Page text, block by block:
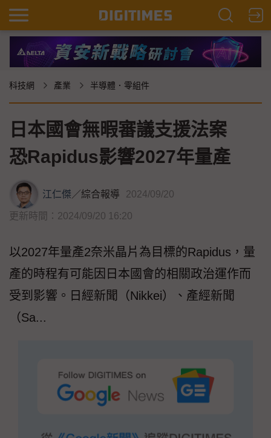
科技網 產業 半導體．零組件
日本國會無暇審議支援法案
恐Rapidus影響2027年量產
江仁傑／綜合報導 2024/09/20
更新時間：2024/09/20 16:20
以2027年量產2奈米晶片為目標的Rapidus，量
產的時程有可能因日本國會的相關政治運作而
受到影響。日經新聞（Nikkei）、產經新聞
（Sa...